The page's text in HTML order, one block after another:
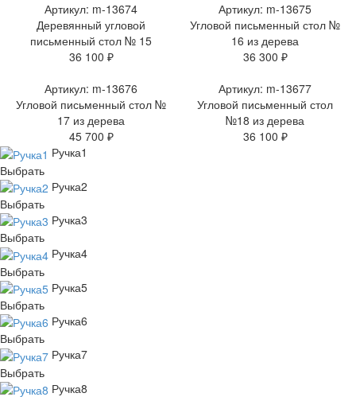
Артикул: m-13674
Деревянный угловой
письменный стол № 15
36 100 ₽
Артикул: m-13675
Угловой письменный стол №
16 из дерева
36 300 ₽
Артикул: m-13676
Угловой письменный стол №
17 из дерева
45 700 ₽
Артикул: m-13677
Угловой письменный стол
№18 из дерева
36 100 ₽
Ручка1
Выбрать
Ручка2
Выбрать
Ручка3
Выбрать
Ручка4
Выбрать
Ручка5
Выбрать
Ручка6
Выбрать
Ручка7
Выбрать
Ручка8